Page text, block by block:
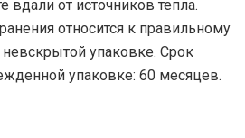
вдали от источников тепла.
относится к правильному
упаковке. Срок
упаковке: 60 месяцев.